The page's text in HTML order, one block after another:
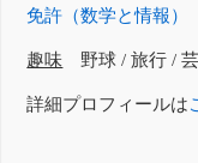
免許（数学と情報）
趣味 野球 / 旅行 /
詳細プロフィールは